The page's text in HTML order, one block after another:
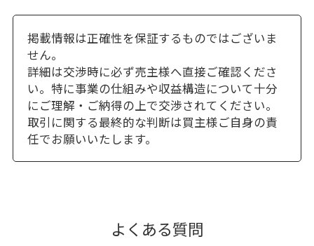
掲載情報は正確性を保証するものではございま
せん。
詳細は交渉時に必ず売主様へ直接ご確認くださ
い。特に事業の仕組みや収益構造について十分
にご理解・ご納得の上で交渉されてください。
取引に関する最終的な判断は買主様ご自身の責
任でお願いいたします。
よくある質問